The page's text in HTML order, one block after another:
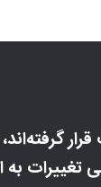
گرفته‌اند،
به